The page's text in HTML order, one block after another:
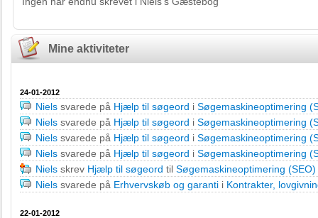
Mine aktiviteter
24-01-2012
Niels svarede på Hjælp til søgeord i Søgemaskineoptimering
Niels svarede på Hjælp til søgeord i Søgemaskineoptimering
Niels svarede på Hjælp til søgeord i Søgemaskineoptimering
Niels svarede på Hjælp til søgeord i Søgemaskineoptimering
Niels skrev Hjælp til søgeord til Søgemaskineoptimering
Niels svarede på Erhvervskøb og garanti i Kontrakter,
22-01-2012